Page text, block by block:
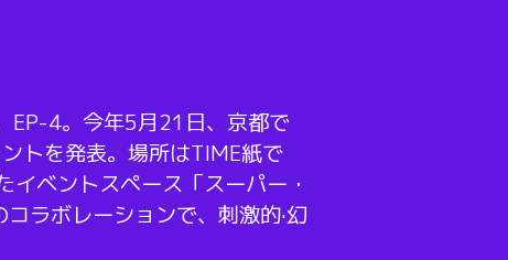
EP-4。今年5月21日、京都で
トを発表。場所はTIME紙で
ベントスペース「スーパー・
ラボレーションで、刺激的·幻